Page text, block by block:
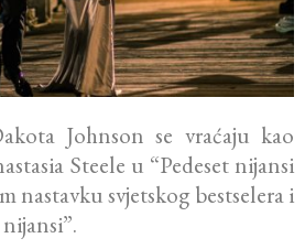
Johnson se vraćaju kao
Steele u “Pedeset nijansi
nastavku svjetskog bestselera i